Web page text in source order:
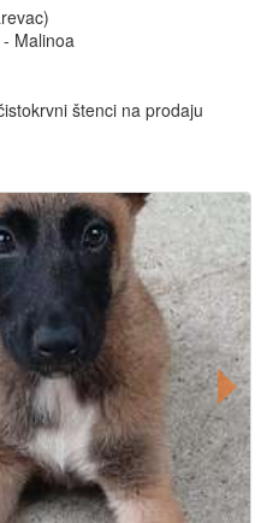
Malinoa
štenci na prodaju